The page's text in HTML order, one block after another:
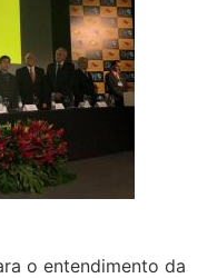
o entendimento da